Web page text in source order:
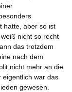
hatte, aber so ist
nicht so recht
das trotzdem
nach dem
nicht mehr an die
war das
gewesen.